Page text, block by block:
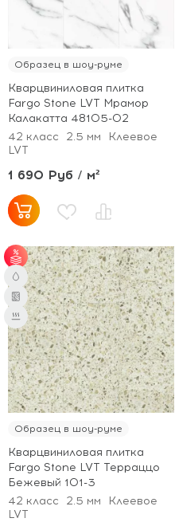
Образец в шоу-руме
Кварцвиниловая плитка
Fargo Stone LVT Мрамор
Калакатта 48105-02
42 класс
2.5 мм
Клеевое
LVT
1 690 Руб / м²
от 60 м² - скидка 6%.
Образец в шоу-руме
Кварцвиниловая плитка
Fargo Stone LVT Терраццо
Бежевый 101-3
42 класс
2.5 мм
Клеевое
LVT